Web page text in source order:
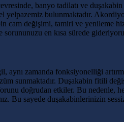
banyo tadilatı ve duşakabin
bulunmaktadır.
cam değişimi, tamiri ve yenileme
en kısa sürede
zamanda fonksiyonelliği
sunmaktadır. Duşakabin fitili
doğrudan etkiler. Bu nedenle,
Bu sayede duşakabinlerinizin